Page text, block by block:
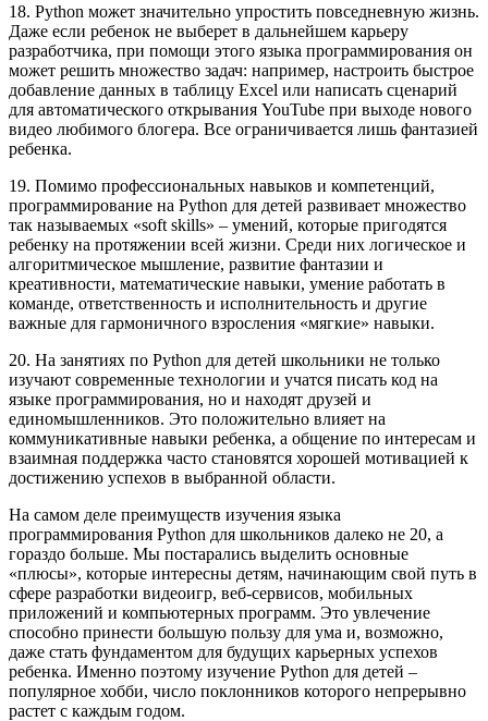
18. Python может значительно упростить повседневную жизнь.
Даже если ребенок не выберет в дальнейшем карьеру
разработчика, при помощи этого языка программирования он
может решить множество задач: например, настроить быстрое
добавление данных в таблицу Excel или написать сценарий
для автоматического открывания YouTube при выходе нового
видео любимого блогера. Все ограничивается лишь фантазией
ребенка.
19. Помимо профессиональных навыков и компетенций,
программирование на Python для детей развивает множество
так называемых «soft skills» – умений, которые пригодятся
ребенку на протяжении всей жизни. Среди них логическое и
алгоритмическое мышление, развитие фантазии и
креативности, математические навыки, умение работать в
команде, ответственность и исполнительность и другие
важные для гармоничного взросления «мягкие» навыки.
20. На занятиях по Python для детей школьники не только
изучают современные технологии и учатся писать код на
языке программирования, но и находят друзей и
единомышленников. Это положительно влияет на
коммуникативные навыки ребенка, а общение по интересам и
взаимная поддержка часто становятся хорошей мотивацией к
достижению успехов в выбранной области.
На самом деле преимуществ изучения языка
программирования Python для школьников далеко не 20, а
гораздо больше. Мы постарались выделить основные
«плюсы», которые интересны детям, начинающим свой путь в
сфере разработки видеоигр, веб-сервисов, мобильных
приложений и компьютерных программ. Это увлечение
способно принести большую пользу для ума и, возможно,
даже стать фундаментом для будущих карьерных успехов
ребенка. Именно поэтому изучение Python для детей –
популярное хобби, число поклонников которого непрерывно
растет с каждым годом.